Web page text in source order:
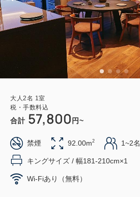
大人 2名 1 室
税・手数料込
合計 57,800 円~
禁煙 92.00m2 1~2名
キングサイズ / 幅181-210cm×1
Wi-Fiあり（無料）